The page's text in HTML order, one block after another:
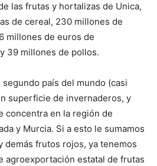
las frutas y hortalizas de Unica,
de cereal, 230 millones de
millones de euros de
39 millones de pollos.
país del mundo (casi
superficie de invernaderos, y
concentra en la región de
y Murcia. Si a esto le sumamos
demás frutos rojos, ya tenemos
agroexportación estatal de frutas